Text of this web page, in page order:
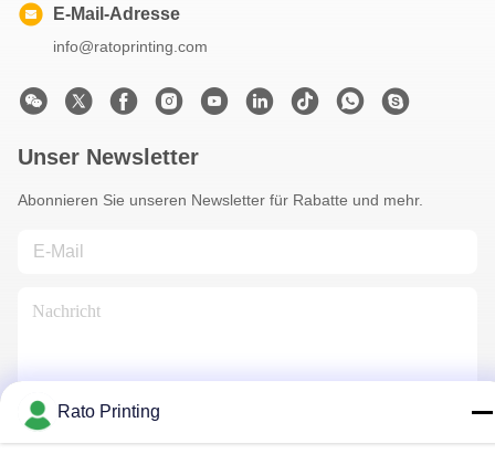
E-Mail-Adresse
info@ratoprinting.com
Unser Newsletter
Abonnieren Sie unseren Newsletter für Rabatte und mehr.
Kontaktiere Uns
Rato Printing